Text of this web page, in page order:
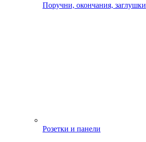
Поручни, окончания, заглушки
Розетки и панели